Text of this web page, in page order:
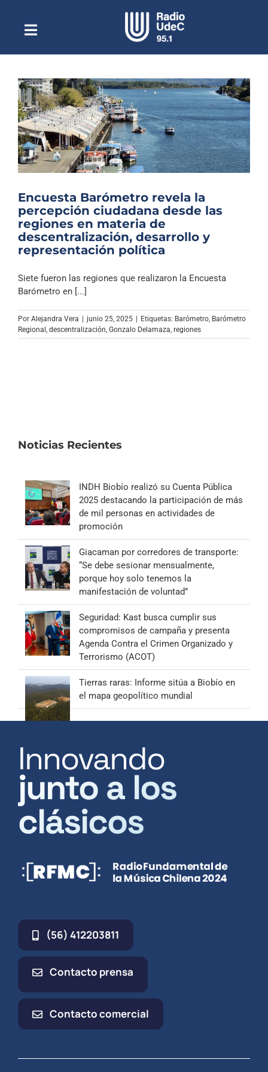
contenidoToggle
NavigationEscuchar Radio UdeC en vivo
Quiénes Somos
Programación
Podcast
Noticias
Columnas
Música Clásica
Especiales
Archivo Sonoro
Encuesta Barómetro revela la
percepción ciudadana desde las
regiones en materia de
descentralización, desarrollo y
representación política
Siete fueron las regiones que realizaron la Encuesta
Barómetro en [...]
Por Alejandra Vera | junio 25, 2025 | Etiquetas: Barómetro Barómetro
Regional descentralización Gonzalo Delamaza regiones
Noticias Recientes
INDH Biobío realizó su Cuenta Pública
2025 destacando la participación de más
de mil personas en actividades de
promoción
Giacaman por corredores de transporte:
“Se debe sesionar mensualmente,
porque hoy solo tenemos la
manifestación de voluntad”
Seguridad: Kast busca cumplir sus
compromisos de campaña y presenta
Agenda Contra el Crimen Organizado y
Terrorismo (ACOT)
Tierras raras: Informe sitúa a Biobío en
el mapa geopolítico mundial
Innovando
junto a los
clásicos
(56) 412203811
Contacto prensa
Contacto comercial